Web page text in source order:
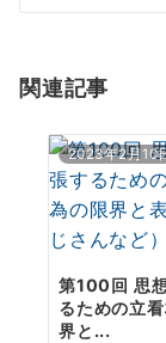
シ
ン
関連記事
2023年2月10
第100回 思
るための立
界と...